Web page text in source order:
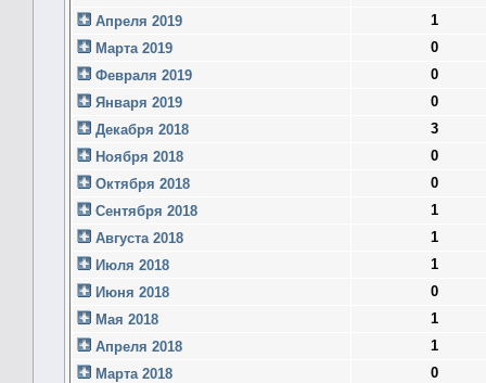
Апреля 2019
1
Марта 2019
0
Февраля 2019
0
Января 2019
0
Декабря 2018
3
Ноября 2018
0
Октября 2018
0
Сентября 2018
1
Августа 2018
1
Июля 2018
1
Июня 2018
0
Мая 2018
1
Апреля 2018
1
Марта 2018
0